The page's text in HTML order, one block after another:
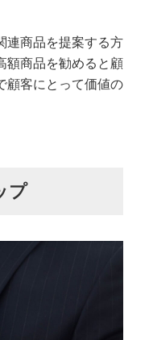
連商品を提案する方
額商品を勧めると顧
顧客にとって価値の
プ